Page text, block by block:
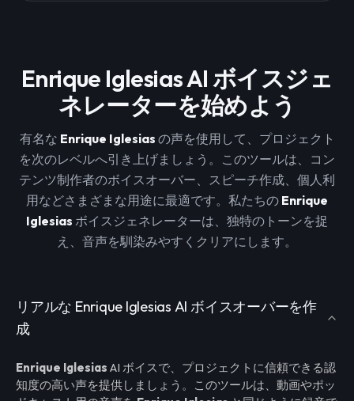
Enrique Iglesias AI ボイスジェ
ネレーターを始めよう
有名な Enrique Iglesias の声を使用して、プロジェクト
を次のレベルへ引き上げましょう。このツールは、コン
テンツ制作者のボイスオーバー、スピーチ作成、個人利
用などさまざまな用途に最適です。私たちの Enrique
Iglesias ボイスジェネレーターは、独特のトーンを捉
え、音声を馴染みやすくクリアにします。
リアルな Enrique Iglesias AI ボイスオーバーを作
成
Enrique Iglesias AI ボイスで、プロジェクトに信頼できる認
知度の高い声を提供しましょう。このツールは、動画やポッ